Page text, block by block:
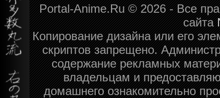
Portal-Anime.Ru © 2026 - Все
сайта
Копирование дизайна или его
скриптов запрещено.
содержание рекламных
владельцам и
домашнего ознакомительно